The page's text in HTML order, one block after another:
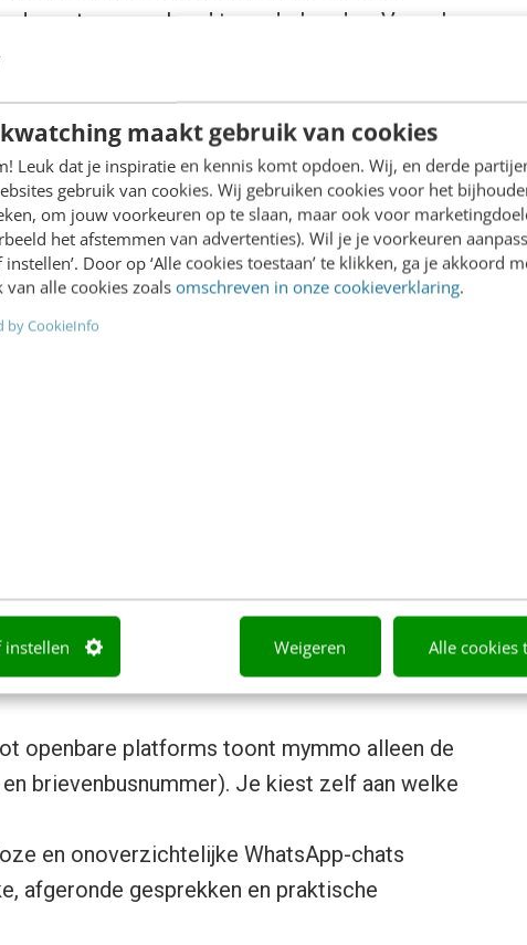
maakt gebruik van cookies
Leuk dat je inspiratie en kennis komt opdoen. Wij, en derde
gebruik van cookies. Wij gebruiken cookies voor het
om jouw voorkeuren op te slaan, maar ook voor
het afstemmen van advertenties). Wil je je voorkeuren
instellen’. Door op ‘Alle cookies toestaan’ te klikken, ga je akkoord
van alle cookies zoalsomschreven in onze cookieverklaring.
by CookieInfo
instellen Weigeren Alle cookies
vertrouwensband te onderhouden. Vooral
delen, is dat cruciaal. Dankzij goede,
op, wat het samenleven in de
meteen het verschil met
daar blijft het onderlinge contact achter,
Universiteit Antwerpen: “Het zou naïef zijn
laat staan alle
slimme app zoals mymmo kan wel
samenleven bevorderen. Ik zie de
als een interessant sociaal
zien waar het aanslaat.”
in een appartementsgebouw een stuk
verloren brief tot een vraag over
platform om problemen efficiënt te
openbare platforms toont mymmo alleen de
brievenbusnummer). Je kiest zelf aan welke
en onoverzichtelijke WhatsApp-chats
afgeronde gesprekken en praktische